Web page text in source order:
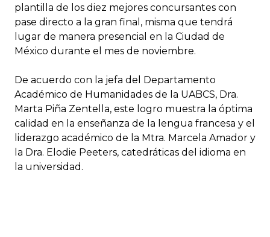
plantilla de los diez mejores concursantes con
pase directo a la gran final, misma que tendrá
lugar de manera presencial en la Ciudad de
México durante el mes de noviembre.
De acuerdo con la jefa del Departamento
Académico de Humanidades de la UABCS, Dra.
Marta Piña Zentella, este logro muestra la óptima
calidad en la enseñanza de la lengua francesa y el
liderazgo académico de la Mtra. Marcela Amador y
la Dra. Elodie Peeters, catedráticas del idioma en
la universidad.